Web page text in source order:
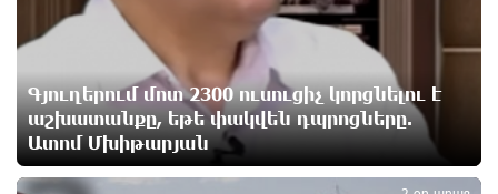
Վարդևանյան
Մի´ հանձնվիր թուրքական ողորմածությանը,
պայքարիր մինչև վերջ. Ավետիք Չալաբյանի
ուղերձը կալանավայրից
Գյուղերում մոտ 2300 ուսուցիչ կորցնելու է
աշխատանքը, եթե փակվեն դպրոցները.
Ատոմ Մխիթարյան